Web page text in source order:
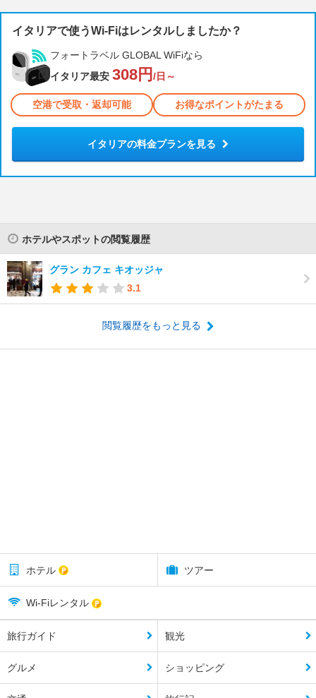
イタリアで使うWi-Fiはレンタルしましたか？
フォートラベル GLOBAL WiFiなら
イタリア最安 308円 /日～
空港で受取・返却可能 お得なポイントがたまる
イタリアの料金プランを見る
ホテルやスポットの閲覧履歴
グラン カフェ キオッジャ
3.1
閲覧履歴をもっと見る
ホテル ツアー
Wi-Fiレンタル
旅行ガイド 観光
グルメ ショッピング